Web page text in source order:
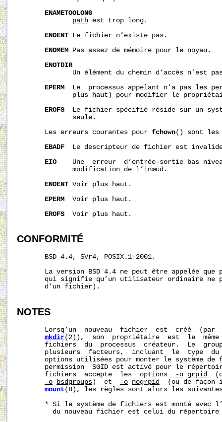
ENAMETOOLONG
path est trop long.
ENOENT Le fichier n’existe pas.
ENOMEM Pas assez de mémoire pour le noyau.
ENOTDIR
Un élément du chemin d’accès n’est
EPERM
Le  processus appelant n’a pas les
plus haut) pour modifier le
EROFS
Le fichier spécifié réside sur un
              seule.
       Les erreurs courantes pour
fchown() sont les
EBADF
Le descripteur de fichier est
EIO
Une  erreur  d’entrée-sortie bas
              modification de l’inœud.
ENOENT Voir plus haut.
EPERM
  Voir plus haut.
EROFS
  Voir plus haut.
CONFORMITÉ
       BSD 4.4, SVr4, POSIX.1-2001.
La version BSD 4.4 ne peut être appelée que
qui signifie qu’un utilisateur ordinaire ne
       d’un fichier).
NOTES
Lorsq’un  nouveau  fichier  est  créé
mkdir(2)),  son  propriétaire  est  le  même
fichiers  du  processus  créateur.  Le
plusieurs  facteurs,  incluant  le  type
options utilisées pour monter le système de
permission  SGID est activé pour le
       fichiers  accepte  les  options
-o grpid
-o
bsdgroups )  et -o nogrpid
(ou de façon
mount (8), les règles sont alors les
* Si le système de fichiers est monté avec
du nouveau fichier est celui du répertoire